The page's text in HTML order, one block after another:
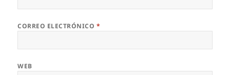
CORREO ELECTRÓNICO *
WEB